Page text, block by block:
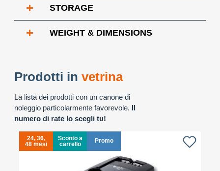
+ STORAGE
+ WEIGHT & DIMENSIONS
Prodotti in vetrina
La lista dei prodotti con un canone di
noleggio particolarmente favorevole. Il
numero di rate lo scegli tu!
24, 36,
48 mesi
Sconto a
carrello
Promo